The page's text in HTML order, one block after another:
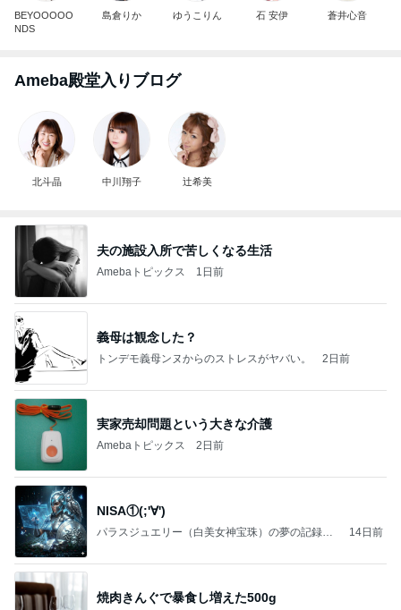
BEYOOOOO
NDS
島倉りか ゆうこりん 石 安伊 蒼井心音
Ameba殿堂入りブログ
北斗晶 中川翔子 辻希美
夫の施設入所で苦しくなる生活
Amebaトピックス 1日前
義母は観念した？
トンデモ義母ンヌからのストレスがヤバい。 2日前
実家売却問題という大きな介護
Amebaトピックス 2日前
NISA①(;'∀')
パラスジュエリー（白美女神宝珠）の夢の記録
14日前
焼肉きんぐで暴食し増えた500g